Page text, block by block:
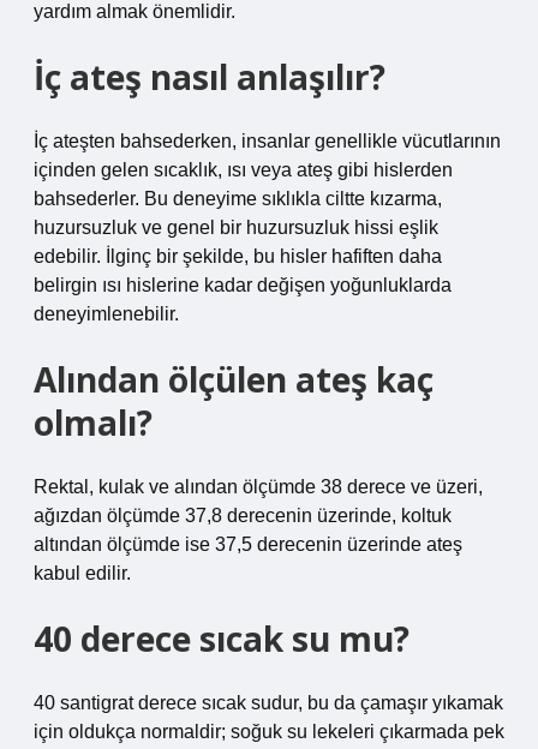
yardım almak önemlidir.
İç ateş nasıl anlaşılır?
İç ateşten bahsederken, insanlar genellikle vücutlarının
içinden gelen sıcaklık, ısı veya ateş gibi hislerden
bahsederler. Bu deneyime sıklıkla ciltte kızarma,
huzursuzluk ve genel bir huzursuzluk hissi eşlik
edebilir. İlginç bir şekilde, bu hisler hafiften daha
belirgin ısı hislerine kadar değişen yoğunluklarda
deneyimlenebilir.
Alından ölçülen ateş kaç
olmalı?
Rektal, kulak ve alından ölçümde 38 derece ve üzeri,
ağızdan ölçümde 37,8 derecenin üzerinde, koltuk
altından ölçümde ise 37,5 derecenin üzerinde ateş
kabul edilir.
40 derece sıcak su mu?
40 santigrat derece sıcak sudur, bu da çamaşır yıkamak
için oldukça normaldir; soğuk su lekeleri çıkarmada pek